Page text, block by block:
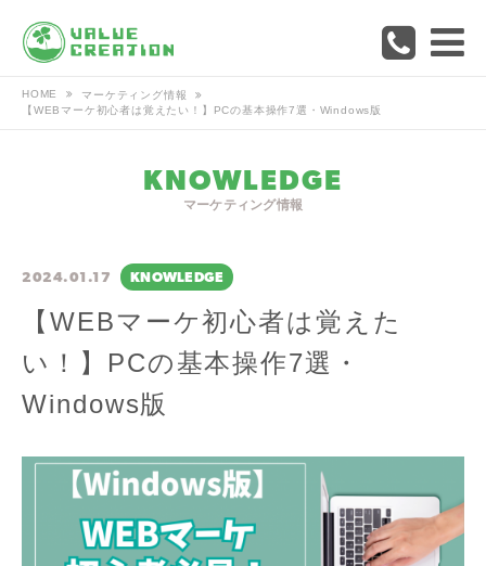
HOME
マーケティング情報
【WEBマーケ初心者は覚えたい！】PCの基本操作7選・Windows版
KNOWLEDGE
マーケティング情報
2024.01.17 KNOWLEDGE
【WEBマーケ初心者は覚えた
い！】PCの基本操作7選・
Windows版